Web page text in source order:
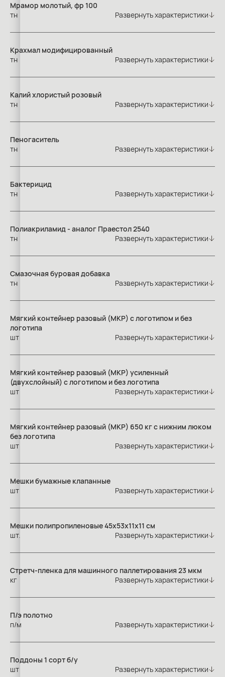
Мрамор молотый, фр 100
тн
Развернуть характеристики
Крахмал модифицированный
тн
Развернуть характеристики
Калий хлористый розовый
тн
Развернуть характеристики
Пеногаситель
тн
Развернуть характеристики
Бактерицид
тн
Развернуть характеристики
Полиакриламид - аналог Праестол 2540
тн
Развернуть характеристики
Смазочная буровая добавка
тн
Развернуть характеристики
Мягкий контейнер разовый (МКР) с логотипом и без
логотипа
шт
Развернуть характеристики
Мягкий контейнер разовый (МКР) усиленный
(двухслойный) с логотипом и без логотипа
шт
Развернуть характеристики
Мягкий контейнер разовый (МКР) 650 кг с нижним люком
без логотипа
шт
Развернуть характеристики
Мешки бумажные клапанные
шт
Развернуть характеристики
Mешки полипропиленовые 45х53х11х11 см
шт.
Развернуть характеристики
Стретч-пленка для машинного паллетирования 23 мкм
кг
Развернуть характеристики
П/э полотно
п/м
Развернуть характеристики
Поддоны 1 сорт б/у
шт
Развернуть характеристики